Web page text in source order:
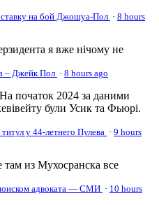
на бой Джошуа-Пол · 8 hours
я вже нічому не
– Джейк Пол · 8 hours ago
початок 2024 за даними
були Усик та Фьюрі.
у 44-летнего Пулева · 9 hours
там из Мухосранска все
адвоката — СМИ · 10 hours